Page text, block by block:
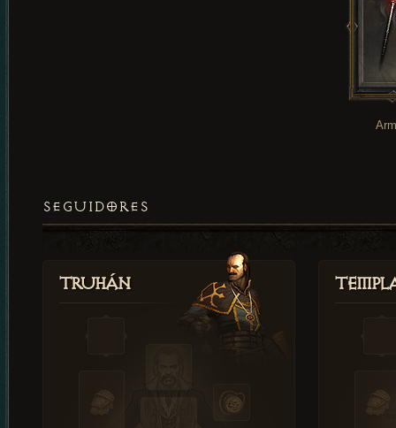
SEGUIDORES
Truhán